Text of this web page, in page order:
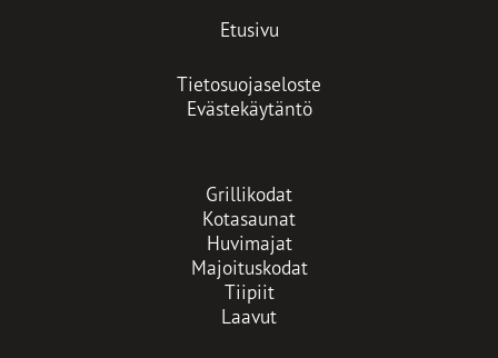
Etusivu
Tietosuojaseloste
Evästekäytäntö
Grillikodat
Kotasaunat
Huvimajat
Majoituskodat
Tiipiit
Laavut